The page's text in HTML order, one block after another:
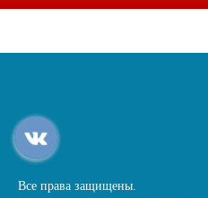
Все права защищены.